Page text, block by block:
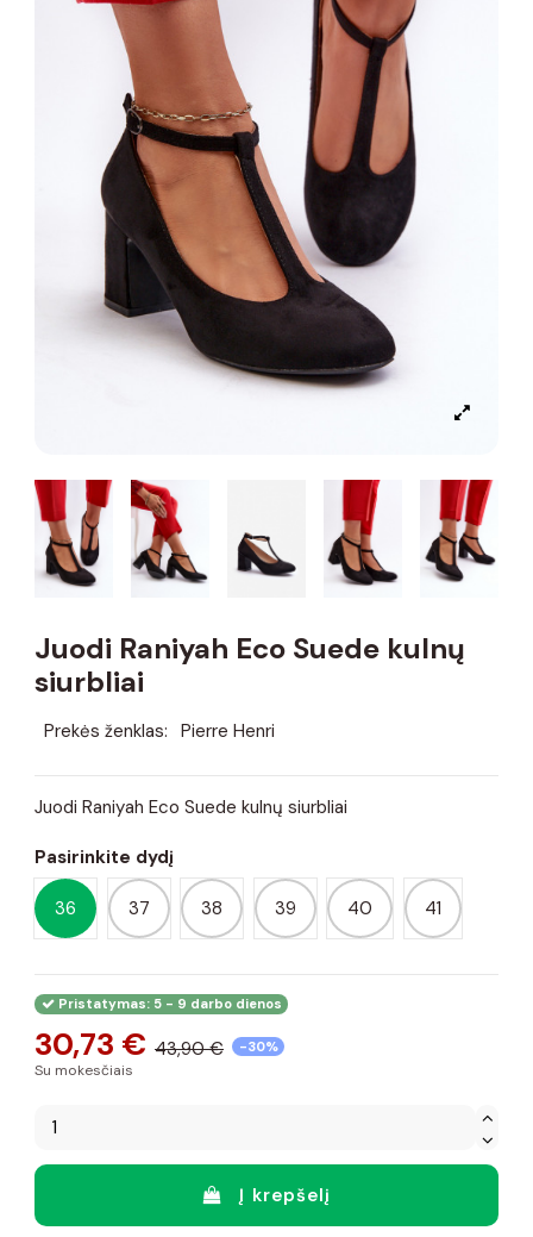
Juodi Raniyah Eco Suede kulnų
siurbliai
Prekės ženklas: Pierre Henri
Juodi Raniyah Eco Suede kulnų siurbliai
Pasirinkite dydį
36 37 38 39 40 41
Pristatymas: 5 - 9 darbo dienos
30,73 € 43,90 € -30%
Su mokesčiais
Į krepšelį